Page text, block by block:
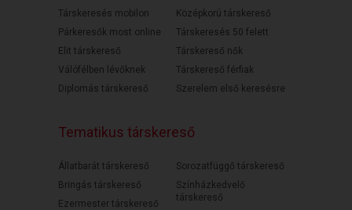
Társkeresés mobilon
Párkeresők most online
Elit társkereső
Válófélben lévőknek
Diplomás társkereső
Középkorú társkereső
Társkeresés 50 felett
Társkereső nők
Társkereső férfiak
Szerelem első keresésre
Tematikus társkereső
Állatbarát társkereső
Bringás társkereső
Ezermester társkereső
Sorozatfüggő társkereső
Színházkedvelő
társkereső